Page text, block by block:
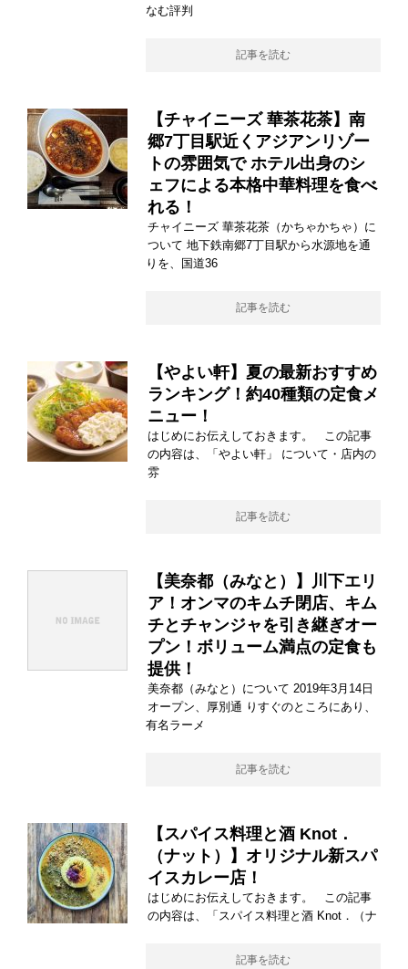
なむ評判
記事を読む
【チャイニーズ 華茶花茶】南
郷7丁目駅近くアジアンリゾー
トの雰囲気で ホテル出身のシ
ェフによる本格中華料理を食べ
れる！
チャイニーズ 華茶花茶（かちゃかちゃ）に
ついて 地下鉄南郷7丁目駅から水源地を通
りを、国道36
記事を読む
【やよい軒】夏の最新おすすめ
ランキング！約40種類の定食メ
ニュー！
はじめにお伝えしておきます。 この記事
の内容は、「やよい軒」 について・店内の
雰
記事を読む
【美奈都（みなと）】川下エリ
ア！オンマのキムチ閉店、キム
チとチャンジャを引き継ぎオー
プン！ボリューム満点の定食も
提供！
美奈都（みなと）について 2019年3月14日
オープン、厚別通 りすぐのところにあり、
有名ラーメ
記事を読む
【スパイス料理と酒 Knot．
（ナット）】オリジナル新スパ
イスカレー店！
はじめにお伝えしておきます。 この記事
の内容は、「スパイス料理と酒 Knot．（ナ
記事を読む